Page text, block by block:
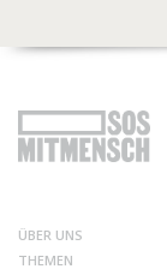
ÜBER UNS
THEMEN